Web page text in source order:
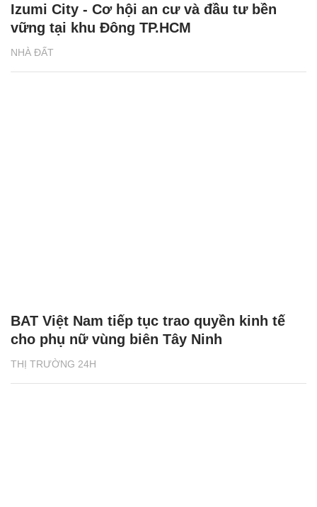
NHÀ ĐẤT
Izumi City - Cơ hội an cư và đầu tư bền
vững tại khu Đông TP.HCM
THỊ TRƯỜNG 24H
BAT Việt Nam tiếp tục trao quyền kinh tế
cho phụ nữ vùng biên Tây Ninh